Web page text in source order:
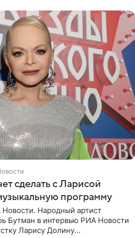
сделать с Ларисой
программу
Народный артист
Бутман в интервью РИА Новости
Ларису Долину